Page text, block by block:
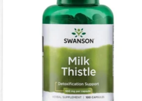
Kívánságlistához
adás